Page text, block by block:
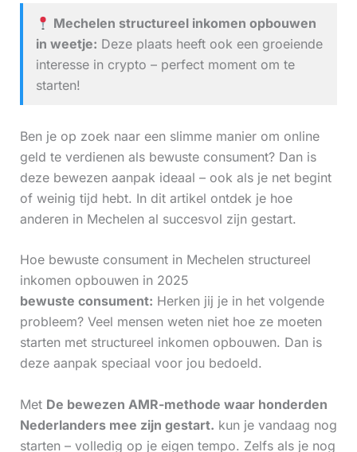
Mechelen structureel inkomen opbouwen
in weetje: Deze plaats heeft ook een groeiende
interesse in crypto – perfect moment om te
starten!
Ben je op zoek naar een slimme manier om online
geld te verdienen als bewuste consument? Dan is
deze bewezen aanpak ideaal – ook als je net begint
of weinig tijd hebt. In dit artikel ontdek je hoe
anderen in Mechelen al succesvol zijn gestart.
Hoe bewuste consument in Mechelen structureel
inkomen opbouwen in 2025
bewuste consument: Herken jij je in het volgende
probleem? Veel mensen weten niet hoe ze moeten
starten met structureel inkomen opbouwen. Dan is
deze aanpak speciaal voor jou bedoeld.
Met De bewezen AMR-methode waar honderden
Nederlanders mee zijn gestart. kun je vandaag nog
starten – volledig op je eigen tempo. Zelfs als je nog